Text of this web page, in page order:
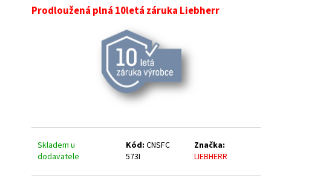
Prodloužená plná 10letá záruka Liebherr
Skladem u
dodavatele
Kód: CNSFC
573I
Značka:
LIEBHERR